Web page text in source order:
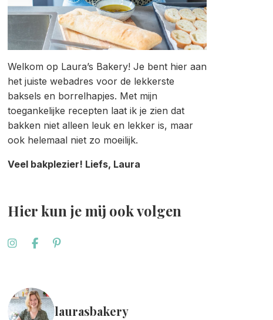
Welkom op Laura’s Bakery! Je bent hier aan
het juiste webadres voor de lekkerste
baksels en borrelhapjes. Met mijn
toegankelijke recepten laat ik je zien dat
bakken niet alleen leuk en lekker is, maar
ook helemaal niet zo moeilijk.
Veel bakplezier! Liefs, Laura
Hier kun je mij ook volgen
laurasbakery